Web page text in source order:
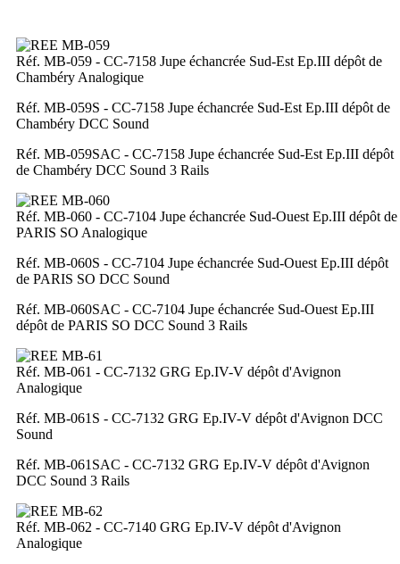
Réf. MB-059 - CC-7158 Jupe échancrée Sud-Est Ep.III dépôt de
Chambéry Analogique
Réf. MB-059S - CC-7158 Jupe échancrée Sud-Est Ep.III dépôt de
Chambéry DCC Sound
Réf. MB-059SAC - CC-7158 Jupe échancrée Sud-Est Ep.III dépôt
de Chambéry DCC Sound 3 Rails
Réf. MB-060 - CC-7104 Jupe échancrée Sud-Ouest Ep.III dépôt de
PARIS SO Analogique
Réf. MB-060S - CC-7104 Jupe échancrée Sud-Ouest Ep.III dépôt
de PARIS SO DCC Sound
Réf. MB-060SAC - CC-7104 Jupe échancrée Sud-Ouest Ep.III
dépôt de PARIS SO DCC Sound 3 Rails
Réf. MB-061 - CC-7132 GRG Ep.IV-V dépôt d'Avignon
Analogique
Réf. MB-061S - CC-7132 GRG Ep.IV-V dépôt d'Avignon DCC
Sound
Réf. MB-061SAC - CC-7132 GRG Ep.IV-V dépôt d'Avignon
DCC Sound 3 Rails
Réf. MB-062 - CC-7140 GRG Ep.IV-V dépôt d'Avignon
Analogique